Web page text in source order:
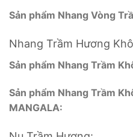
Sản phẩm Nhang Trầm
Nhang Trầm Hương Vòng:
Sản phẩm Nhang Vòng
Nhang Trầm Hương